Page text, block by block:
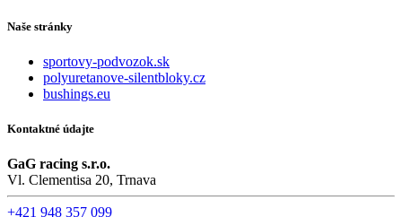
Naše stránky
sportovy-podvozok.sk
polyuretanove-silentbloky.cz
bushings.eu
Kontaktné údajte
GaG racing s.r.o.
Vl. Clementisa 20, Trnava
+421 948 357 099